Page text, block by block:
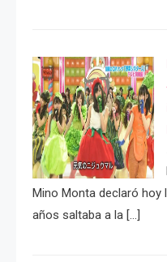
Mino Monta declaró hoy
años saltaba a la […]